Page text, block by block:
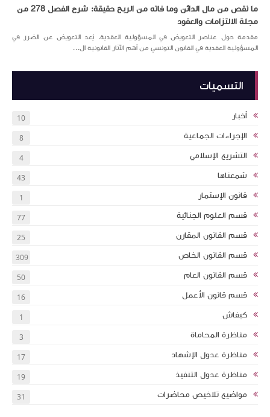
ما نقص من مال الدائن وما فاته من الربح حقيقة: شرح الفصل 278 من
مجلة الالتزامات والعقود
مقدمة حول عناصر التعويض في المسؤولية العقدية. يُعد التعويض عن الضرر في
المسؤولية العقدية في القانون التونسي من أهم الآثار القانونية ال...
التسميات
أخبار 10
الإجراءات الجماعية 8
التشريع الإسلامي 4
شمعناها 43
قانون الإسثمار 1
قسم العلوم الجنائية 77
قسم القانون المقارن 25
قسم القانون الخاص 309
قسم القانون العام 50
قسم قانون الأعمل 16
كيفاش 1
مناظرة المحاماة 3
مناظرة عدول الإشهاد 17
مناظرة عدول التنفيذ 19
مواضيع تلاخيص محاضرات 31